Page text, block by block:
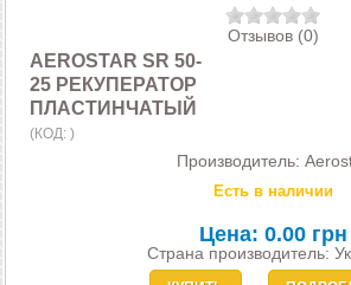
Отзывов (0)
AEROSTAR SR 50-
25 РЕКУПЕРАТОР
ПЛАСТИНЧАТЫЙ
(КОД: )
Производитель:
Есть в наличии
Цена: 0.00 грн
Страна производитель: